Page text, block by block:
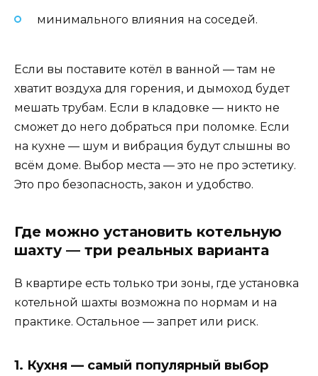
минимального влияния на соседей.
Если вы поставите котёл в ванной — там не
хватит воздуха для горения, и дымоход будет
мешать трубам. Если в кладовке — никто не
сможет до него добраться при поломке. Если
на кухне — шум и вибрация будут слышны во
всём доме. Выбор места — это не про эстетику.
Это про безопасность, закон и удобство.
Где можно установить котельную
шахту — три реальных варианта
В квартире есть только три зоны, где установка
котельной шахты возможна по нормам и на
практике. Остальное — запрет или риск.
1. Кухня — самый популярный выбор